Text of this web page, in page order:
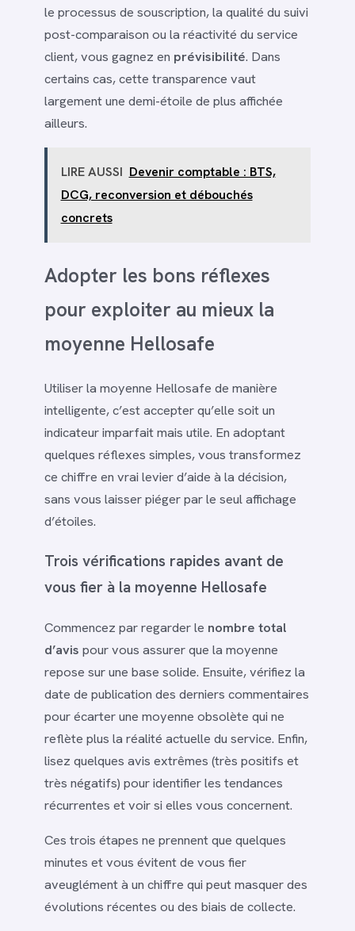
le processus de souscription, la qualité du suivi
post-comparaison ou la réactivité du service
client, vous gagnez en prévisibilité. Dans
certains cas, cette transparence vaut
largement une demi-étoile de plus affichée
ailleurs.
LIRE AUSSI Devenir comptable : BTS,
DCG, reconversion et débouchés
concrets
Adopter les bons réflexes
pour exploiter au mieux la
moyenne Hellosafe
Utiliser la moyenne Hellosafe de manière
intelligente, c’est accepter qu’elle soit un
indicateur imparfait mais utile. En adoptant
quelques réflexes simples, vous transformez
ce chiffre en vrai levier d’aide à la décision,
sans vous laisser piéger par le seul affichage
d’étoiles.
Trois vérifications rapides avant de
vous fier à la moyenne Hellosafe
Commencez par regarder le nombre total
d’avis pour vous assurer que la moyenne
repose sur une base solide. Ensuite, vérifiez la
date de publication des derniers commentaires
pour écarter une moyenne obsolète qui ne
reflète plus la réalité actuelle du service. Enfin,
lisez quelques avis extrêmes (très positifs et
très négatifs) pour identifier les tendances
récurrentes et voir si elles vous concernent.
Ces trois étapes ne prennent que quelques
minutes et vous évitent de vous fier
aveuglément à un chiffre qui peut masquer des
évolutions récentes ou des biais de collecte.